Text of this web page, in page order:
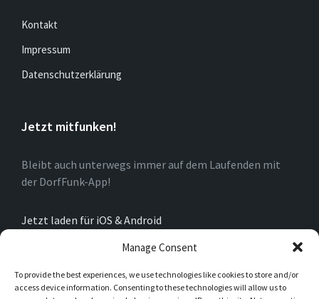
Manage Consent
To provide the best experiences, we use technologies like cookies to store and/or
access device information. Consenting to these technologies will allow us to
Kontakt
Impressum
Datenschutzerklärung
Jetzt mitfunken!
Bleibt auch unterwegs immer auf dem Laufenden mit
der DorfFunk-App!
Jetzt laden für iOS & Android
Über Oberkirchen